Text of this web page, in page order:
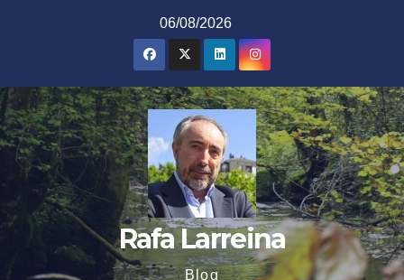
06/08/2026
Rafa Larreina
Blog